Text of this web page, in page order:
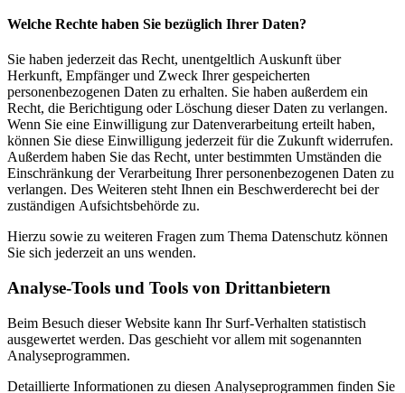
Welche Rechte haben Sie bezüglich Ihrer Daten?
Sie haben jederzeit das Recht, unentgeltlich Auskunft über
Herkunft, Empfänger und Zweck Ihrer gespeicherten
personenbezogenen Daten zu erhalten. Sie haben außerdem ein
Recht, die Berichtigung oder Löschung dieser Daten zu verlangen.
Wenn Sie eine Einwilligung zur Datenverarbeitung erteilt haben,
können Sie diese Einwilligung jederzeit für die Zukunft widerrufen.
Außerdem haben Sie das Recht, unter bestimmten Umständen die
Einschränkung der Verarbeitung Ihrer personenbezogenen Daten zu
verlangen. Des Weiteren steht Ihnen ein Beschwerderecht bei der
zuständigen Aufsichtsbehörde zu.
Hierzu sowie zu weiteren Fragen zum Thema Datenschutz können
Sie sich jederzeit an uns wenden.
Analyse-Tools und Tools von Dritt­anbietern
Beim Besuch dieser Website kann Ihr Surf-Verhalten statistisch
ausgewertet werden. Das geschieht vor allem mit sogenannten
Analyseprogrammen.
Detaillierte Informationen zu diesen Analyseprogrammen finden Sie